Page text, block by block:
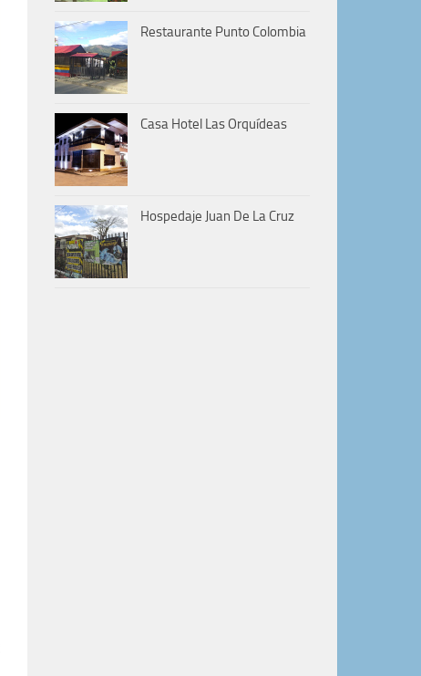
Restaurante Punto Colombia
Casa Hotel Las Orquídeas
Hospedaje Juan De La Cruz